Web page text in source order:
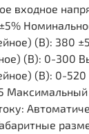
входное
(В): 380
(В): 0-300
(В): 0-